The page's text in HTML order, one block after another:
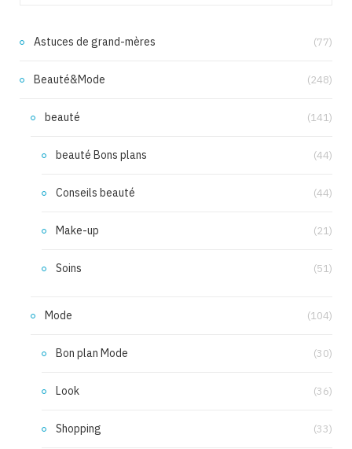
Astuces de grand-mères (77)
Beauté&Mode (248)
beauté (141)
beauté Bons plans (44)
Conseils beauté (44)
Make-up (21)
Soins (51)
Mode (104)
Bon plan Mode (30)
Look (36)
Shopping (33)